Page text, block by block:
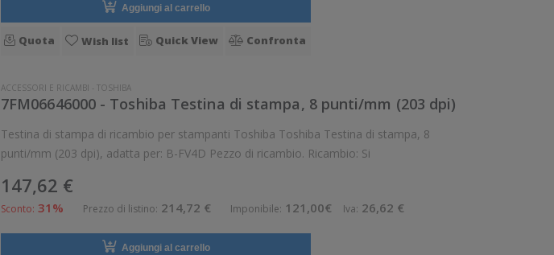
Aggiungi al carrello
Quota Wish list Quick View Confronta
ACCESSORI E RICAMBI - TOSHIBA
7FM06646000 - Toshiba Testina di stampa, 8 punti/mm (203 dpi)
Testina di stampa di ricambio per stampanti Toshiba Toshiba Testina di stampa, 8
punti/mm (203 dpi), adatta per: B-FV4D Pezzo di ricambio. Ricambio: Si
147,62 €
Sconto: 31% Prezzo di listino: 214,72 € Imponibile: 121,00€ Iva: 26,62 €
Aggiungi al carrello